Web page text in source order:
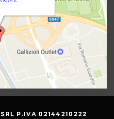
P.IVA 02144210222